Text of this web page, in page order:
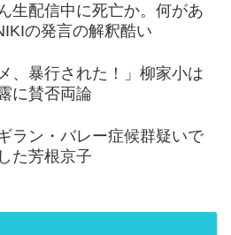
生配信中に死亡か。何があ
の発言の解釈酷い
、暴行された！」柳家小は
に賛否両論
ラン・バレー症候群疑いで
た芳根京子